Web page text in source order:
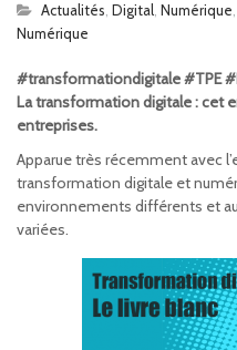
Actualités Digital Numérique
Numérique
#transformationdigitale #TPE
La transformation digitale : cet
entreprises.
Apparue très récemment avec
transformation digitale et
environnements différents et
variées.